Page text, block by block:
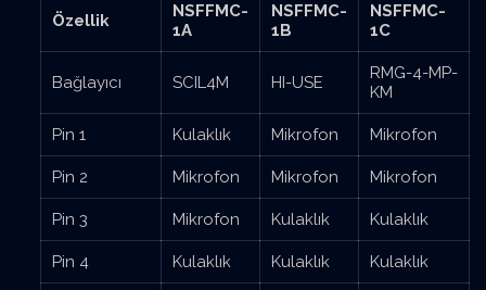
Özellik
NSFFMC-
1A
NSFFMC-
1B
NSFFMC-
1C
Bağlayıcı SCIL4M HI-USE
RMG-4-MP-
KM
Pin 1 Kulaklık Mikrofon Mikrofon
Pin 2 Mikrofon Mikrofon Mikrofon
Pin 3 Mikrofon Kulaklık Kulaklık
Pin 4 Kulaklık Kulaklık Kulaklık